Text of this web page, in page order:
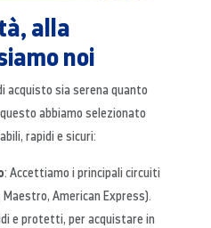
alla
noi
acquisto sia serena quanto
abbiamo selezionato
rapidi e sicuri:
: Accettiamo i principali circuiti
American Express).
e protetti, per acquistare in